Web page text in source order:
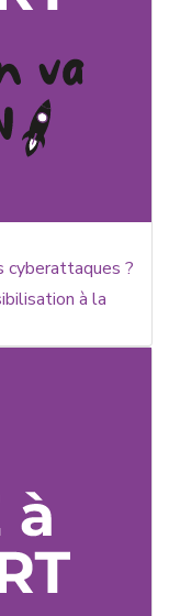
cyberattaques ?
à la